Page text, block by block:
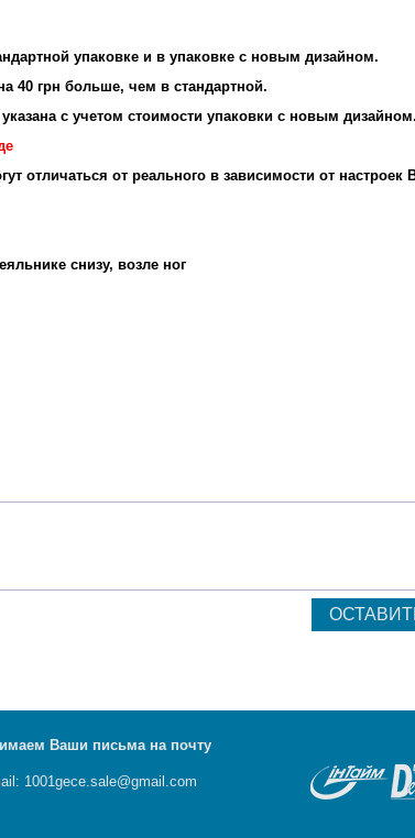
упаковке и в упаковке с новым дизайном.
40 грн больше, чем в стандартной.
с учетом стоимости упаковки с новым дизайном.
отличаться от реального в зависимости от настроек
снизу, возле ног
Ваши письма на почту
1001gece.sale@gmail.com